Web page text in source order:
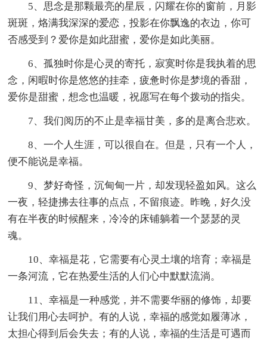
5、思念是那颗最亮的星辰，闪耀在你的窗前，月影
斑斑，烙满我深深的爱恋，投影在你飘逸的衣边，你可
否感受到？爱你是如此甜蜜，爱你是如此美丽。
6、孤独时你是心灵的寄托，寂寞时你是我执着的思
念，闲暇时你是悠悠的挂牵，疲惫时你是梦境的香甜，
爱你是甜蜜，想念也温暖，祝愿写在每个拨动的指尖。
7、我们阅历的不止是幸福甘美，多的是离合悲欢。
8、一个人生涯，可以很自在。但是，只有一个人，
便不能说是幸福。
9、梦好奇怪，沉甸甸一片，却发现轻盈如风。这么
一夜，轻捷拂去往事的点点，不留痕迹。昨晚，好久没
有在半夜的时候醒来，冷冷的床铺躺着一个瑟瑟的灵
魂。
10、幸福是花，它需要有心灵土壤的培育；幸福是
一条河流，它在热爱生活的人们心中默默流淌。
11、幸福是一种感觉，并不需要华丽的修饰，却要
让我们用心去呵护。有的人说，幸福的感觉如履薄冰，
太担心得到后会失去；有的人说，幸福的生活是可遇而